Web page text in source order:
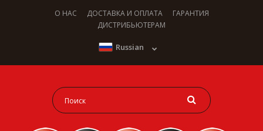
О НАС ДОСТАВКА И ОПЛАТА
ГАРАНТИЯ
ДИСТРИБЬЮТЕРАМ
Russian